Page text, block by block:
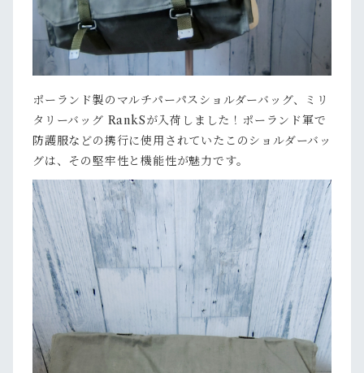
ポーランド製のマルチパーパスショルダーバッグ、ミリ
タリーバッグ RankSが入荷しました！ポーランド軍で
防護服などの携行に使用されていたこのショルダーバッ
グは、その堅牢性と機能性が魅力です。